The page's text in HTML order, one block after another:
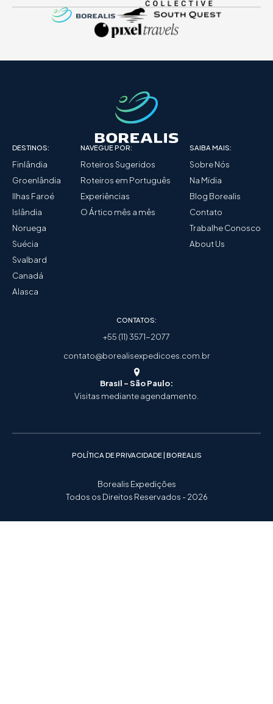
DESTINOS:
Finlândia
Groenlândia
Ilhas Faroé
Islândia
Noruega
Suécia
Svalbard
Canadá
Alasca
NAVEGUE POR:
Roteiros Sugeridos
Roteiros em Português
Experiências
O Ártico mês a mês
SAIBA MAIS:
Sobre Nós
Na Mídia
Blog Borealis
Contato
Trabalhe Conosco
About Us
CONTATOS:
+55 (11) 3571-2077
contato@borealisexpedicoes.com.br
Brasil - São Paulo:
Visitas mediante agendamento.
POLÍTICA DE PRIVACIDADE | BOREALIS
Borealis Expedições
Todos os Direitos Reservados - 2026